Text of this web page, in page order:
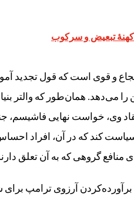
تبعیض و سرکوب
و قوی است که قول تجدید
را می‌دهد. همان‌طور که والتر
وی، خواست نهایی
کند که در آن، افراد
گروهی که به آن تعلق
آرزوی ترامپ